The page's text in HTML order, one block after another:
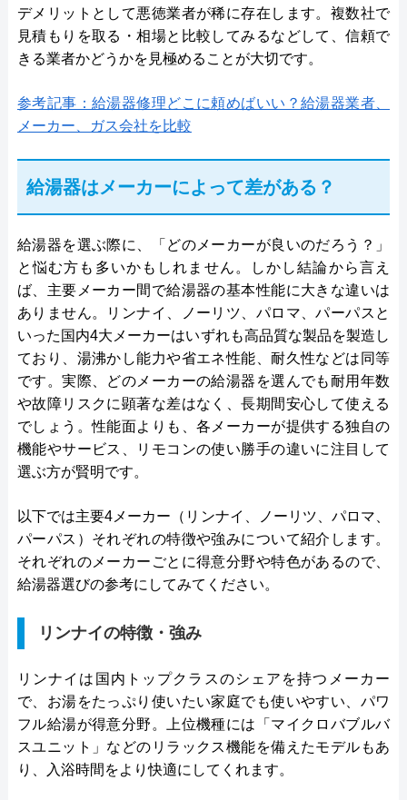
デメリットとして悪徳業者が稀に存在します。複数社で
見積もりを取る・相場と比較してみるなどして、信頼で
きる業者かどうかを見極めることが大切です。
参考記事：給湯器修理どこに頼めばいい？給湯器業者、
メーカー、ガス会社を比較
給湯器はメーカーによって差がある？
給湯器を選ぶ際に、「どのメーカーが良いのだろう？」
と悩む方も多いかもしれません。しかし結論から言え
ば、主要メーカー間で給湯器の基本性能に大きな違いは
ありません。リンナイ、ノーリツ、パロマ、パーパスと
いった国内4大メーカーはいずれも高品質な製品を製造し
ており、湯沸かし能力や省エネ性能、耐久性などは同等
です。実際、どのメーカーの給湯器を選んでも耐用年数
や故障リスクに顕著な差はなく、長期間安心して使える
でしょう。性能面よりも、各メーカーが提供する独自の
機能やサービス、リモコンの使い勝手の違いに注目して
選ぶ方が賢明です。
以下では主要4メーカー（リンナイ、ノーリツ、パロマ、
パーパス）それぞれの特徴や強みについて紹介します。
それぞれのメーカーごとに得意分野や特色があるので、
給湯器選びの参考にしてみてください。
リンナイの特徴・強み
リンナイは国内トップクラスのシェアを持つメーカー
で、お湯をたっぷり使いたい家庭でも使いやすい、パワ
フル給湯が得意分野。上位機種には「マイクロバブルバ
スユニット」などのリラックス機能を備えたモデルもあ
り、入浴時間をより快適にしてくれます。